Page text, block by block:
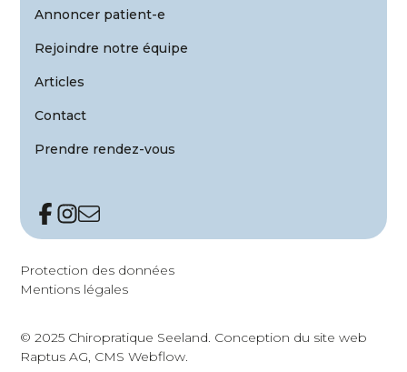
Annoncer patient-e
Rejoindre notre équipe
Articles
Contact
Prendre rendez-vous
© 2025 Chiropratique Seeland. Conception du site web
Raptus AG, CMS Webflow.
Protection des données
Mentions légales